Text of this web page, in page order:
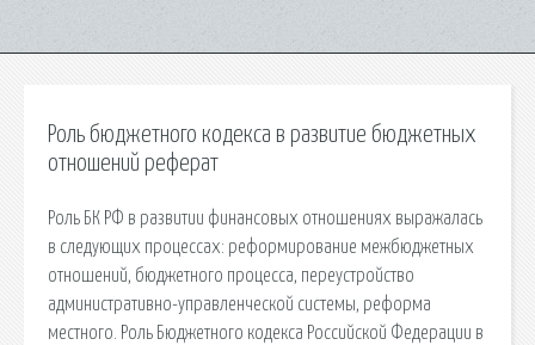
Роль бюджетного кодекса в развитие бюджетных
отношений реферат
Роль БК РФ в развитии финансовых отношениях выражалась
в следующих процессах: реформирование межбюджетных
отношений, бюджетного процесса, переустройство
административно-управленческой системы, реформа
местного. Роль Бюджетного кодекса Российской Федерации в